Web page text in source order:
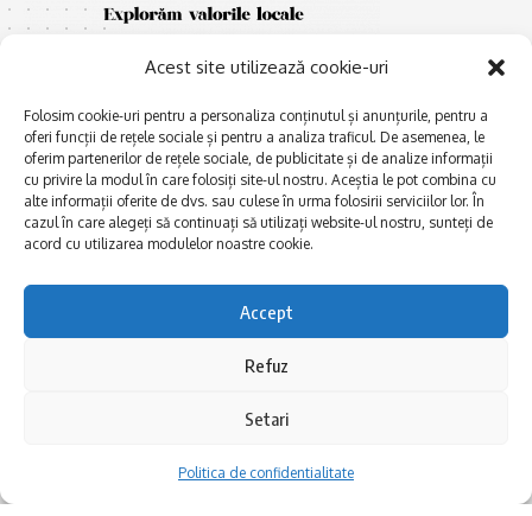
Acest site utilizează cookie-uri
Folosim cookie-uri pentru a personaliza conținutul și anunțurile, pentru a
oferi funcții de rețele sociale și pentru a analiza traficul. De asemenea, le
oferim partenerilor de rețele sociale, de publicitate și de analize informații
cu privire la modul în care folosiți site-ul nostru. Aceștia le pot combina cu
alte informații oferite de dvs. sau culese în urma folosirii serviciilor lor. În
cazul în care alegeți să continuați să utilizați website-ul nostru, sunteți de
acord cu utilizarea modulelor noastre cookie.
Accept
Refuz
Setari
Politica de confidentialitate
E xplorăm Dobrogea,
Explorăm valorile locale:
Deltă, Litoral, cele mai mari
biserici și mănăstiri, cele mai
FRUMOASE POVEȘTI.
Afaceri și meșteșuguri
Actualitate